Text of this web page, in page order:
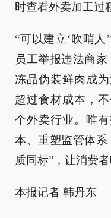
时查看外卖加工过
“可以建立‘吹哨
员工举报违法商
冻品伪装鲜肉成
超过食材成本，
个外卖行业。唯
本、重塑监管体系
质同标”，让消费
本报记者 韩丹东